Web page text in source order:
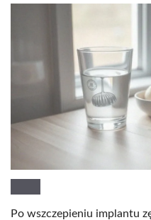
Po wszczepieniu implantu